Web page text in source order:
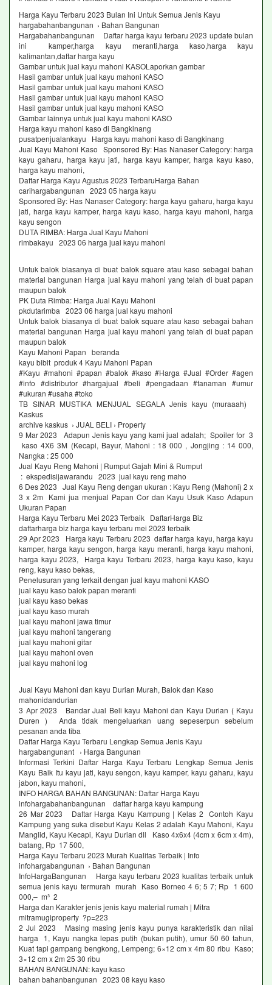
Harga Kayu Terbaru 2023 Bulan Ini Untuk Semua Jenis Kayu
hargabahanbangunan › Bahan Bangunan
Hargabahanbangunan Daftar harga kayu terbaru 2023 update bulan
ini kamper,harga kayu meranti,harga kaso,harga kayu
kalimantan,daftar harga kayu
Gambar untuk jual kayu mahoni KASOLaporkan gambar
Hasil gambar untuk jual kayu mahoni KASO
Hasil gambar untuk jual kayu mahoni KASO
Hasil gambar untuk jual kayu mahoni KASO
Hasil gambar untuk jual kayu mahoni KASO
Gambar lainnya untuk jual kayu mahoni KASO
Harga kayu mahoni kaso di Bangkinang
pusatpenjualankayu Harga kayu mahoni kaso di Bangkinang
Jual Kayu Mahoni Kaso Sponsored By: Has Nanaser Category: harga
kayu gaharu, harga kayu jati, harga kayu kamper, harga kayu kaso,
harga kayu mahoni,
Daftar Harga Kayu Agustus 2023 TerbaruHarga Bahan
carihargabangunan 2023 05 harga kayu
Sponsored By: Has Nanaser Category: harga kayu gaharu, harga kayu
jati, harga kayu kamper, harga kayu kaso, harga kayu mahoni, harga
kayu sengon
DUTA RIMBA: Harga Jual Kayu Mahoni
rimbakayu 2023 06 harga jual kayu mahoni
Untuk balok biasanya di buat balok square atau kaso sebagai bahan
material bangunan Harga jual kayu mahoni yang telah di buat papan
maupun balok
PK Duta Rimba: Harga Jual Kayu Mahoni
pkdutarimba 2023 06 harga jual kayu mahoni
Untuk balok biasanya di buat balok square atau kaso sebagai bahan
material bangunan Harga jual kayu mahoni yang telah di buat papan
maupun balok
Kayu Mahoni Papan beranda
kayu bibit produk 4 Kayu Mahoni Papan
#Kayu #mahoni #papan #balok #kaso #Harga #Jual #Order #agen
#info #distributor #hargajual #beli #pengadaan #tanaman #umur
#ukuran #usaha #toko
TB SINAR MUSTIKA MENJUAL SEGALA Jenis kayu (muraaah)
Kaskus
archive kaskus › JUAL BELI › Property
9 Mar 2023 Adapun Jenis kayu yang kami jual adalah; Spoiler for 3
kaso 4X6 3M (Kecapi, Bayur, Mahoni : 18 000 , Jongjing : 14 000,
Nangka : 25 000
Jual Kayu Reng Mahoni | Rumput Gajah Mini & Rumput
: ekspedisijawarandu 2023 jual kayu reng maho
6 Des 2023 Jual Kayu Reng dengan ukuran : Kayu Reng (Mahoni) 2 x
3 x 2m Kami jua menjual Papan Cor dan Kayu Usuk Kaso Adapun
Ukuran Papan
Harga Kayu Terbaru Mei 2023 Terbaik DaftarHarga Biz
daftarharga biz harga kayu terbaru mei 2023 terbaik
29 Apr 2023 Harga kayu Terbaru 2023 daftar harga kayu, harga kayu
kamper, harga kayu sengon, harga kayu meranti, harga kayu mahoni,
harga kayu 2023, Harga kayu Terbaru 2023, harga kayu kaso, kayu
reng, kayu kaso bekas,
Penelusuran yang terkait dengan jual kayu mahoni KASO
jual kayu kaso balok papan meranti
jual kayu kaso bekas
jual kayu kaso murah
jual kayu mahoni jawa timur
jual kayu mahoni tangerang
jual kayu mahoni gitar
jual kayu mahoni oven
jual kayu mahoni log
Jual Kayu Mahoni dan kayu Durian Murah, Balok dan Kaso
mahonidandurian
3 Apr 2023 Bandar Jual Beli kayu Mahoni dan Kayu Durian ( Kayu
Duren ) Anda tidak mengeluarkan uang sepeserpun sebelum
pesanan anda tiba
Daftar Harga Kayu Terbaru Lengkap Semua Jenis Kayu
hargabangunant › Harga Bangunan
Informasi Terkini Daftar Harga Kayu Terbaru Lengkap Semua Jenis
Kayu Baik Itu kayu jati, kayu sengon, kayu kamper, kayu gaharu, kayu
jabon, kayu mahoni,
INFO HARGA BAHAN BANGUNAN: Daftar Harga Kayu
infohargabahanbangunan daftar harga kayu kampung
26 Mar 2023 Daftar Harga Kayu Kampung | Kelas 2 Contoh Kayu
Kampung yang suka disebut Kayu Kelas 2 adalah Kayu Mahoni, Kayu
Manglid, Kayu Kecapi, Kayu Durian dll Kaso 4x6x4 (4cm x 6cm x 4m),
batang, Rp 17 500,
Harga Kayu Terbaru 2023 Murah Kualitas Terbaik | Info
infohargabangunan › Bahan Bangunan
InfoHargaBangunan Harga kayu terbaru 2023 kualitas terbaik untuk
semua jenis kayu termurah murah Kaso Borneo 4 6; 5 7; Rp 1 600
000,– m³ 2
Harga dan Karakter jenis jenis kayu material rumah | Mitra
mitramugiproperty ?p=223
2 Jul 2023 Masing masing jenis kayu punya karakteristik dan nilai
harga 1, Kayu nangka lepas putih (bukan putih), umur 50 60 tahun,
Kuat tapi gampang bengkong, Lempeng; 6×12 cm x 4m 80 ribu Kaso;
3×12 cm x 2m 25 30 ribu
BAHAN BANGUNAN: kayu kaso
bahan bahanbangunan 2023 08 kayu kaso